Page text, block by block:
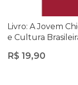
Livro: A Jovem
e Cultura
R$ 19,90